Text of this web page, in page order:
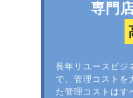
専門
長年リユースビジ
で、管理コストを
た管理コストはす